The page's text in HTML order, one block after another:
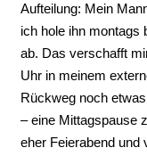
Aufteilung: Mein
ich hole ihn montags
ab. Das verschafft
Uhr in meinem
Rückweg noch
– eine Mittagspause
eher Feierabend und